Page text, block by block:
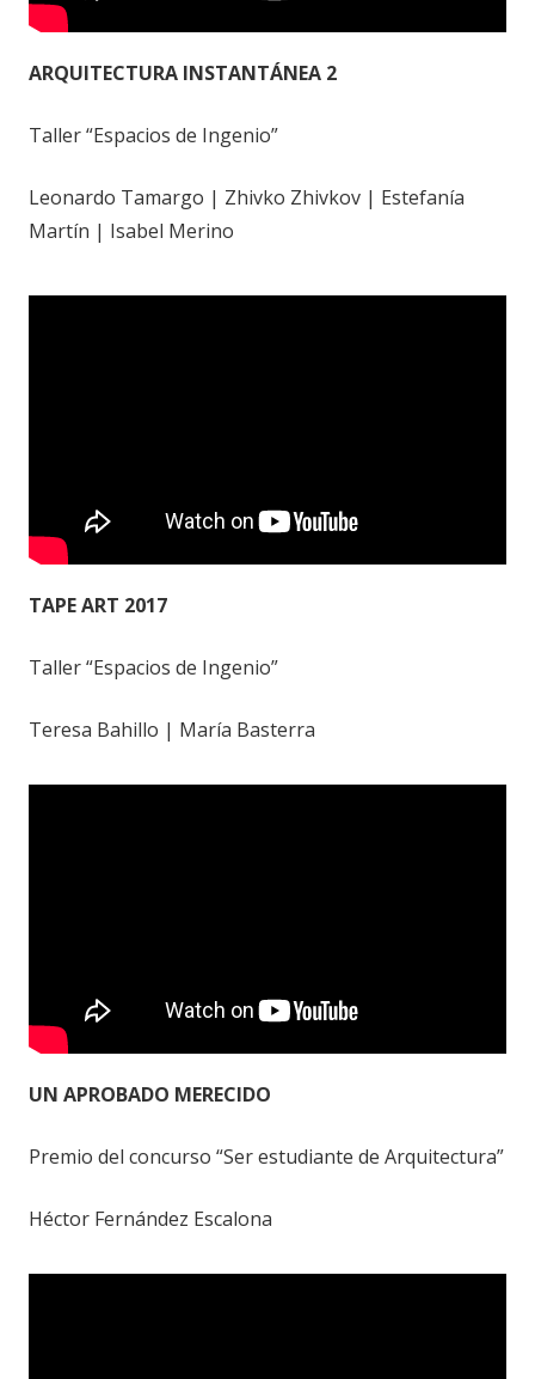
ARQUITECTURA INSTANTÁNEA 2
Taller “Espacios de Ingenio”
Leonardo Tamargo | Zhivko Zhivkov | Estefanía
Martín | Isabel Merino
TAPE ART 2017
Taller “Espacios de Ingenio”
Teresa Bahillo | María Basterra
UN APROBADO MERECIDO
Premio del concurso “Ser estudiante de Arquitectura”
Héctor Fernández Escalona